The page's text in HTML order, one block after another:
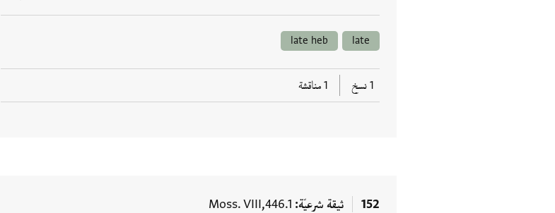
late
late heb
1 نسخ 1 مناقشة
152 ثيقة شرعيّة Moss. VIII,446.1